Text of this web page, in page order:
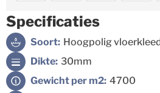
Specificaties
Soort: Hoogpolig
Dikte: 30mm
Gewicht per m2: 4700